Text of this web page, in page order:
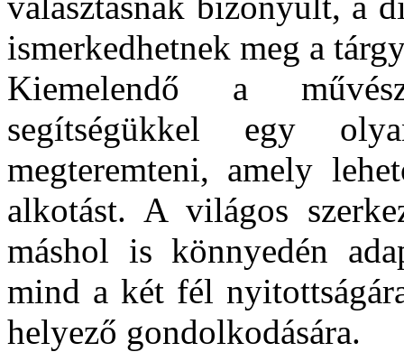
ismerkedhetnek meg a
Kiemelendő a
segítségükkel egy
megteremteni, amely
alkotást. A világos
máshol is könnyedén
mind a két fél
helyező gondolkodására.